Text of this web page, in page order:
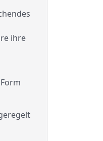
ihre